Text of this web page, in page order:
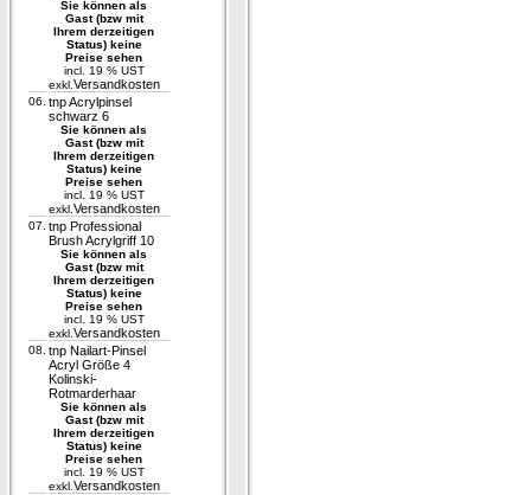
Sie können als
Gast (bzw mit
Ihrem derzeitigen
Status) keine
Preise sehen
incl. 19 % UST
exkl. Versandkosten
06. tnp Acrylpinsel
schwarz 6
Sie können als
Gast (bzw mit
Ihrem derzeitigen
Status) keine
Preise sehen
incl. 19 % UST
exkl. Versandkosten
07. tnp Professional
Brush Acrylgriff 10
Sie können als
Gast (bzw mit
Ihrem derzeitigen
Status) keine
Preise sehen
incl. 19 % UST
exkl. Versandkosten
08. tnp Nailart-Pinsel
Acryl Größe 4
Kolinski-
Rotmarderhaar
Sie können als
Gast (bzw mit
Ihrem derzeitigen
Status) keine
Preise sehen
incl. 19 % UST
exkl. Versandkosten